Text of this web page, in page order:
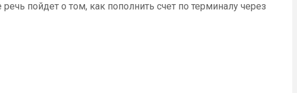
пойдет о том, как пополнить счет по терминалу через